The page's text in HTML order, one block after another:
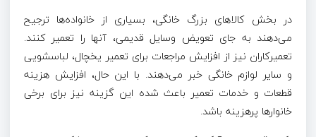
در بخش کالاهای بزرگ خانگی، بسیاری از خانواده‌ها ترجیح
می‌دهند به جای تعویض وسایل قدیمی، آنها را تعمیر کنند.
تعمیرکاران نیز از افزایش مراجعات برای تعمیر یخچال، لباسشویی
و سایر لوازم خانگی خبر می‌دهند. با این حال، افزایش هزینه
قطعات و خدمات تعمیر باعث شده این گزینه نیز برای برخی
خانوارها پرهزینه باشد.